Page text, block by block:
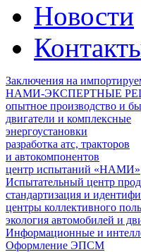
Новости
Заключения на
НАМИ-ЭКСПЕРТНЫЕ
опытное производство и
двигатели и комплексные
энергоустановки
разработка атс, тракторов
и автокомпонентов
центр испытаний «НАМИ»
Испытательный центр
стандартизация и
центры коллективного
экология автомобилей и
Информационные и
Оформление ЭПСМ